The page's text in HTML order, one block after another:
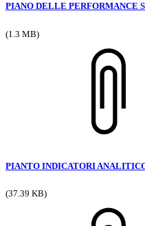
PIANO DELLE PERFORMANCE
(1.3 MB)
PIANTO INDICATORI
(37.39 KB)